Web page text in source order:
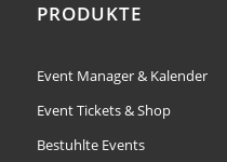
PRODUKTE
Event Manager & Kalender
Event Tickets & Shop
Bestuhlte Events